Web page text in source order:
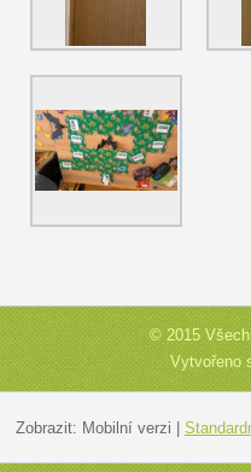
© 2015
Vytvořeno
Zobrazit: Mobilní verzi